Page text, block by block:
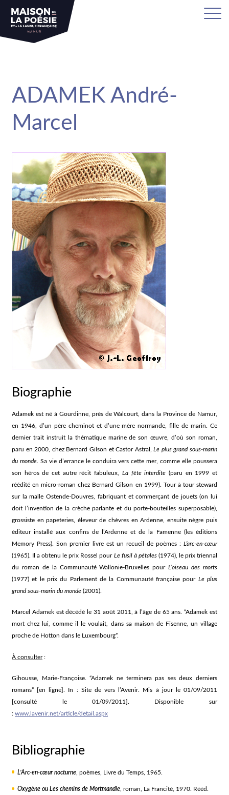
ADAMEK André-
Marcel
Biographie
Adamek est né à Gourdinne, près de Walcourt, dans la Province de Namur,
en 1946, d’un père cheminot et d’une mère normande, fille de marin. Ce
dernier trait instruit la thématique marine de son œuvre, d’où son roman,
paru en 2000, chez Bernard Gilson et Castor Astral,
Le plus grand sous-marin
du monde. Sa vie d’errance le conduira vers cette mer, comme elle poussera
son héros de cet autre récit fabuleux, La fête interdite (paru en 1999 et
réédité en micro-roman chez Bernard Gilson en 1999). Tour à tour steward
sur la malle Ostende-Douvres, fabriquant et commerçant de jouets (on lui
doit l’invention de la crèche parlante et du porte-bouteilles superposable),
grossiste en papeteries, éleveur de chèvres en Ardenne, ensuite nègre puis
éditeur installé aux confins de l’Ardenne et de la Famenne (les éditions
Memory Press). Son premier livre est un recueil de poèmes : L’arc-en-cœur
(1965). Il a obtenu le prix Rossel pour Le fusil à pétales (1974), le prix triennal
du roman de la Communauté Wallonie-Bruxelles pourL’oiseau des morts
(1977) et le prix du Parlement de la Communauté française pour Le plus
grand sous-marin du monde (2001).
Marcel Adamek est décédé le 31 août 2011, à l’âge de 65 ans. “Adamek est
mort chez lui, comme il le voulait, dans sa maison de Fisenne, un village
proche de Hotton dans le Luxembourg”.
À consulter:
Gihousse, Marie-Françoise. “Adamek ne terminera pas ses deux derniers
romans” [en ligne]. In : Site de vers l’Avenir. Mis à jour le 01/09/2011
[consulté le 01/09/2011]. Disponible sur
:www.lavenir.net/article/detail.aspx
Bibliographie
L’Arc-en-cœur nocturne, poèmes, Livre du Temps, 1965.
Oxygène ou Les chemins de Mortmandie, roman, La Francité, 1970. Rééd.